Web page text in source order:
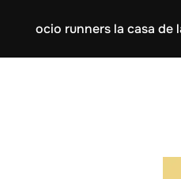
ocio runners la casa de